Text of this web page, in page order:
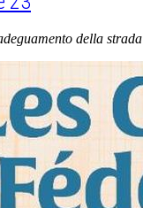
della strada